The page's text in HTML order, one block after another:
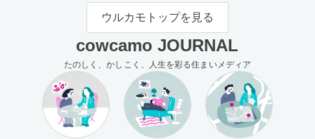
主さま向け）
ウルカモトップを見る
cowcamo JOURNAL
たのしく、かしこく、人生を彩る住まいメディア